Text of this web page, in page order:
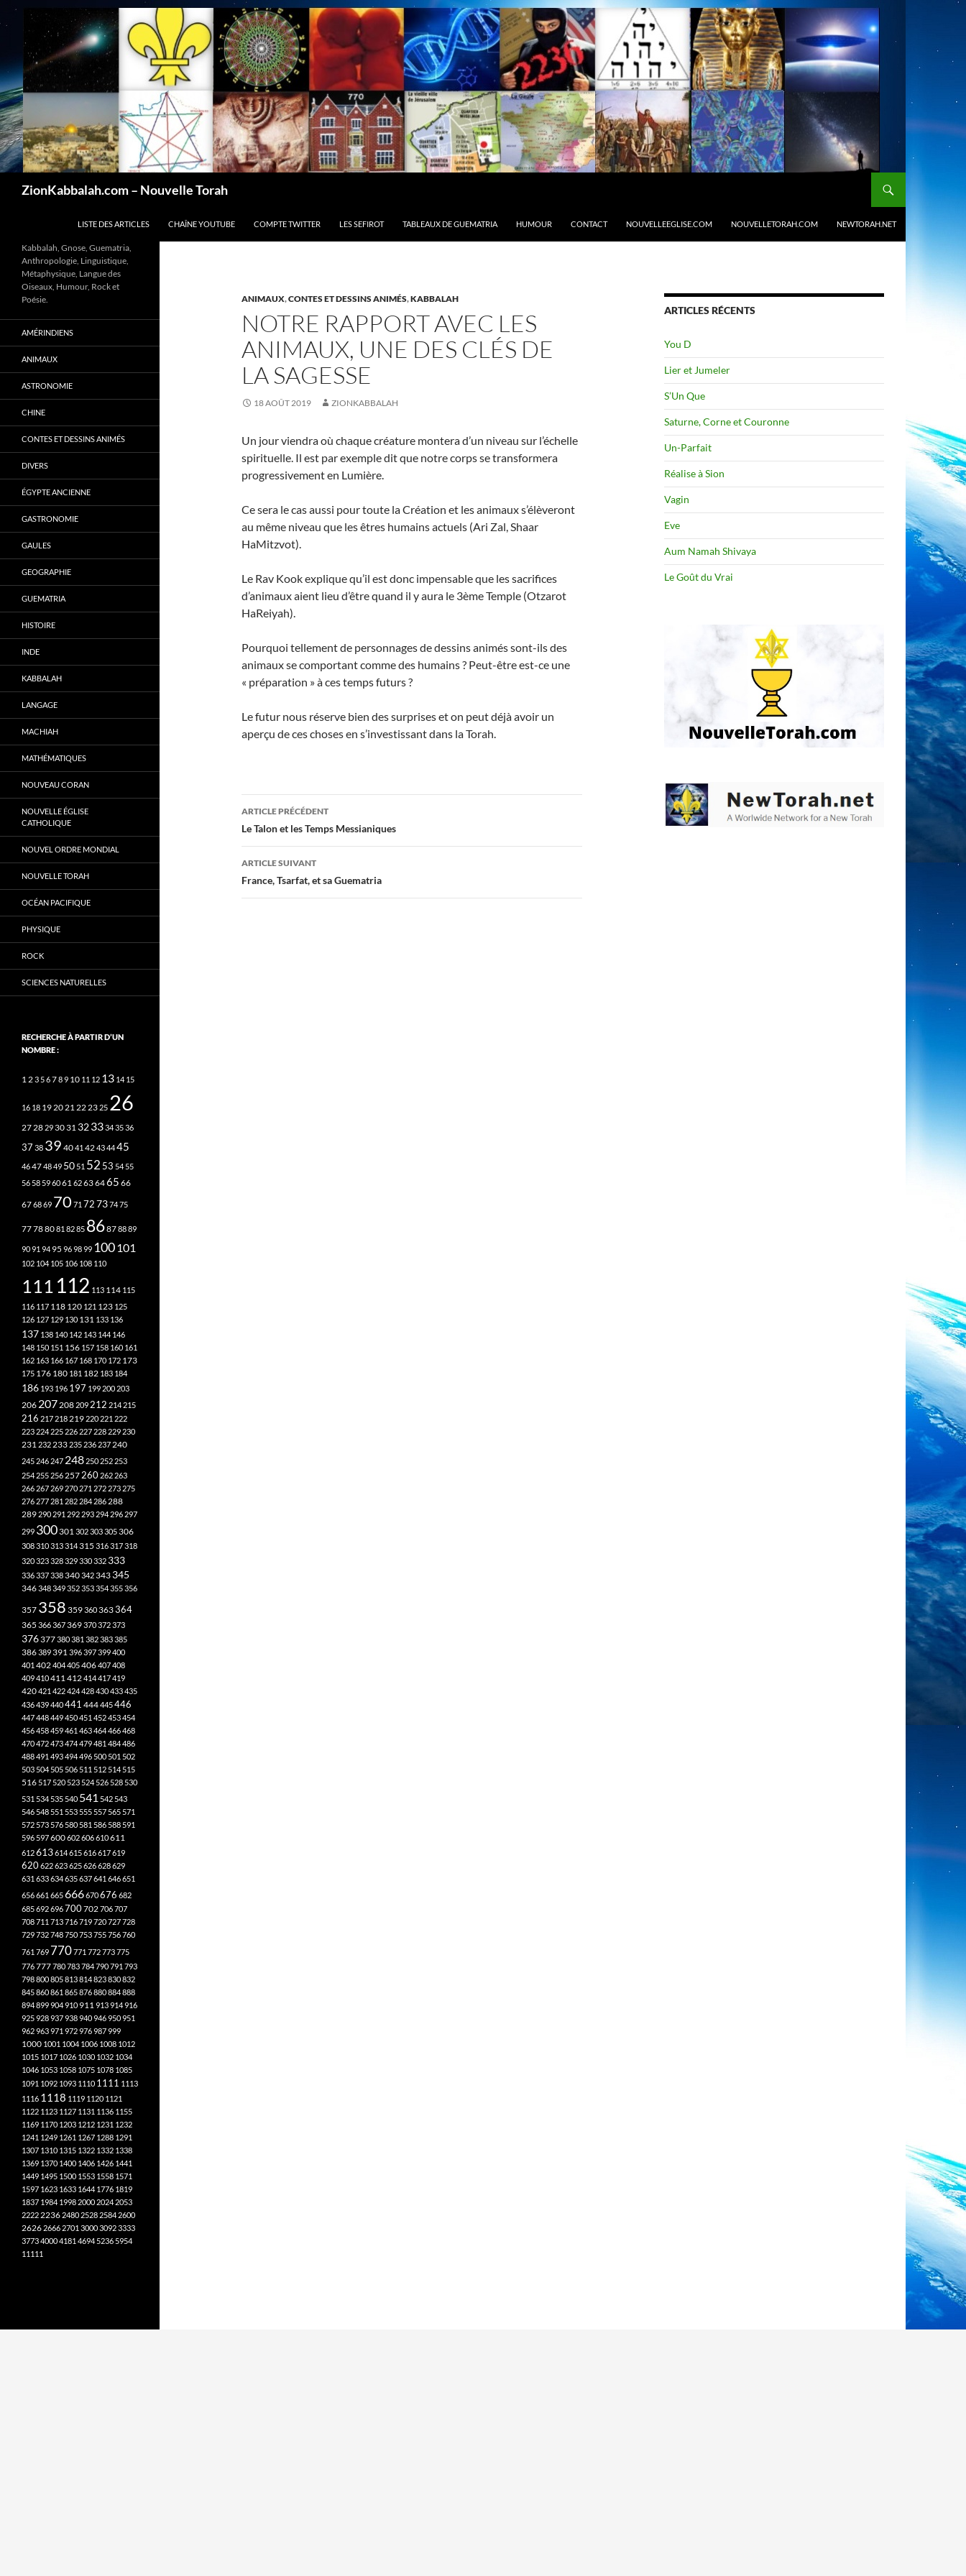
ZionKabbalah.com – Nouvelle Torah
LISTE DES ARTICLES
CHAÎNE YOUTUBE COMPTE TWITTER LES SEFIROT TABLEAUX DE GUEMATRIA HUMOUR CONTACT NOUVELLEEGLISE.COM NOUVELLETORAH.COM NEWTORAH.NET
ANIMAUX,CONTES ET DESSINS ANIMÉS,KABBALAH
NOTRE RAPPORT AVEC LES
ANIMAUX, UNE DES CLÉS DE
LA SAGESSE
18 AOÛT 2019 ZIONKABBALAH
Un jour viendra où chaque créature montera d’un niveau sur l’échelle
spirituelle. Il est par exemple dit que notre corps se transformera
progressivement en Lumière.
Ce sera le cas aussi pour toute la Création et les animaux s’élèveront
au même niveau que les êtres humains actuels (Ari Zal, Shaar
HaMitzvot).
Le Rav Kook explique qu’il est donc impensable que les sacrifices
d’animaux aient lieu d’être quand il y aura le 3ème Temple (Otzarot
HaReiyah).
Pourquoi tellement de personnages de dessins animés sont-ils des
animaux se comportant comme des humains ? Peut-être est-ce une
« préparation » à ces temps futurs ?
Le futur nous réserve bien des surprises et on peut déjà avoir un
aperçu de ces choses en s’investissant dans la Torah.
Navigation
des
articles
ARTICLE PRÉCÉDENT
Le Talon et les Temps Messianiques
ARTICLE SUIVANT
France, Tsarfat, et sa Guematria
ARTICLES RÉCENTS
You D
Lier et Jumeler
S’Un Que
Saturne, Corne et Couronne
Un-Parfait
Réalise à Sion
Vagin
Eve
Aum Namah Shivaya
Le Goût du Vrai
Kabbalah, Gnose, Guematria,
Anthropologie, Linguistique,
Métaphysique, Langue des
Oiseaux, Humour, Rock et
Poésie.
AMÉRINDIENS
ANIMAUX
ASTRONOMIE
CHINE
CONTES ET DESSINS ANIMÉS
DIVERS
ÉGYPTE ANCIENNE
GASTRONOMIE
GAULES
GEOGRAPHIE
GUEMATRIA
HISTOIRE
INDE
KABBALAH
LANGAGE
MACHIAH
MATHÉMATIQUES
NOUVEAU CORAN
NOUVELLE ÉGLISE
CATHOLIQUE
NOUVEL ORDRE MONDIAL
NOUVELLE TORAH
OCÉAN PACIFIQUE
PHYSIQUE
ROCK
SCIENCES NATURELLES
RECHERCHE À PARTIR D’UN
NOMBRE :
1 23 56789 10 11 12 13 14 15
16 18 1920212223 25 26
27 28 293031 3233343536
37 38 39 4041 42434445
46474849 50 51 52 53 54 55
56 58 596061 62636465 66
676869 70 71 72737475
77788081 8285 86878889
9091 94 95 969899 100101
102 104 105 106 108 110
111 112 113 114 115
116 117 118 120 121 123 125
126 127 129 130 131 133 136
137 138 140 142 143 144 146
148 150 151 156 157 158 160 161
162 163 166 167 168 170 172 173
175 176 180 181 182 183 184
186 193 196 197 199 200 203
206 207 208 209 212 214 215
216 217 218219 220 221 222
223 224 225 226 227 228 229 230
231 232 233 235 236 237240
245 246 247248 250 252 253
254 255 256257 260 262 263
266 267 269 270 271 272 273 275
276 277 281 282 284 286 288
289 290 291 292 293 294 296 297
299 300301302303305306
308310313314315 316317318
320323328329330332 333
336337338340342343 345
346348349352353354355356
357 358 359360363364
365 366367369370372373
376377380381 382383385
386389391396397399400
401 402404405406407408
409410411 412414417419
420421 422424428430433435
436439440441 444445446
447448449450451 452453454
456458459461 463464466468
470472473474479481 484486
488491 493494496 500 501 502
503 504 505 506 511 512 514 515
516 517 520 523 524 526 528 530
531 534 535 540 541 542 543
546 548 551 553 555 557 565 571
572 573 576 580 581 586 588 591
596 597600602606610611
612613614615616617619
620622623625626628629
631 633634635637641 646651
656661 665666670676 682
685692696700702706707
708711 713716719720727728
729732748750753755756760
761 769 770771 772773775
776777780783784790791 793
798800805813814823830832
845860861 865876880884888
894899904910 911 913914916
925928937938940946950951
962963971 972976987999
1000 1001 1004 1006 1008 1012
1015 1017 1026 1030 1032 1034
1046 1053 1058 1075 1078 1085
1091 1092 1093 1110 1111 1113
1116 1118 1119 1120 1121
1122 1123 1127 1131 1136 1155
1169 1170 1203 1212 1231 1232
1241 1249 1261 1267 1288 1291
1307 1310 1315 1322 1332 1338
1369 1370 1400 1406 1426 1441
1449 1495 1500 1553 1558 1571
1597 1623 1633 1644 1776 1819
1837 1984 1998 2000 2024 2053
2222 2236 2480 2528 2584 2600
2626 2666 2701 300030923333
377340004181 4694 5236 5954
11111